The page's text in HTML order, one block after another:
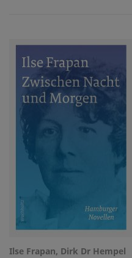
Ilse Frapan, Dirk Dr Hempel